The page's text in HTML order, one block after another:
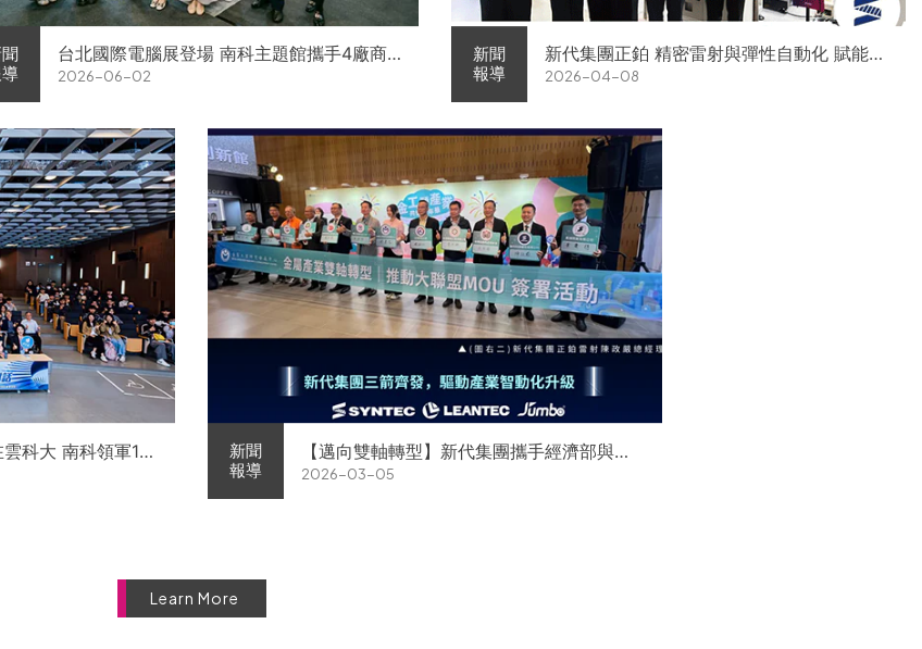
台北國際電腦展登場 南科主題館攜手4廠商
展現AI供應鏈實力
2026-06-02
新聞
報導
新代集團正鉑 精密雷射與彈性自動化 賦能智
慧智造解方電子展亮相
2026-04-08
科大 南科領軍11
新聞
報導
【邁向雙軸轉型】新代集團攜手經濟部與金
屬中心簽署MOU 領航 AI機器人智慧智造
2026-03-05
Learn More